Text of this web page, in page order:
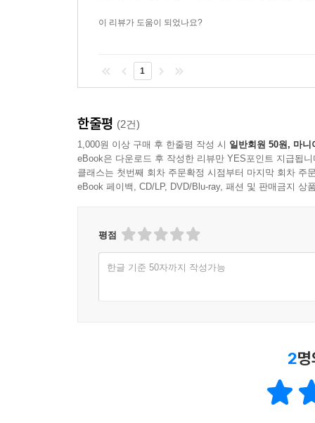
이 리뷰가 도움이 되었나요?
1
한줄평 (2건)
1,000원 이상 구매 후 한줄평 작성 시 일반회원 50원, 마니
eBook은 다운로드 후 작성한 리뷰만 YES포인트 지급됩니
클래스는 첫번째 회차 주문확정 시점부터 마지막 회차 주
eBook 페이백, CD/LP, DVD/Blu-ray, 패션 및 판매금지 상
평점
한글 기준 50자까지 작성가능
2